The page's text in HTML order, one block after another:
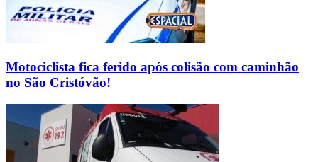
Motociclista fica ferido após colisão com caminhão
no São Cristóvão!